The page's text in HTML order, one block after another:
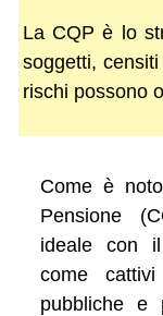
La CQP è lo
soggetti,
rischi possono
Come è
Pensione
ideale con
come
pubbliche e